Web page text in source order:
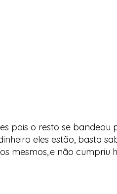
pois o resto se bandeou
eles estão, basta
mesmos,.e não cumpriu